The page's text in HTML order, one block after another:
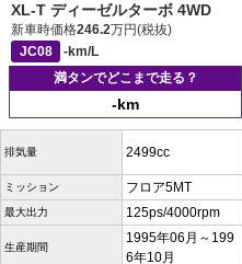
XL-T ディーゼルターボ 4WD
新車時価格246.2万円(税抜)
JC08
-km/L
満タンでどこまで走る？
-km
排気量 2499cc
ミッション フロア5MT
最大出力 125ps/4000rpm
生産期間
1995年06月～199
6年10月